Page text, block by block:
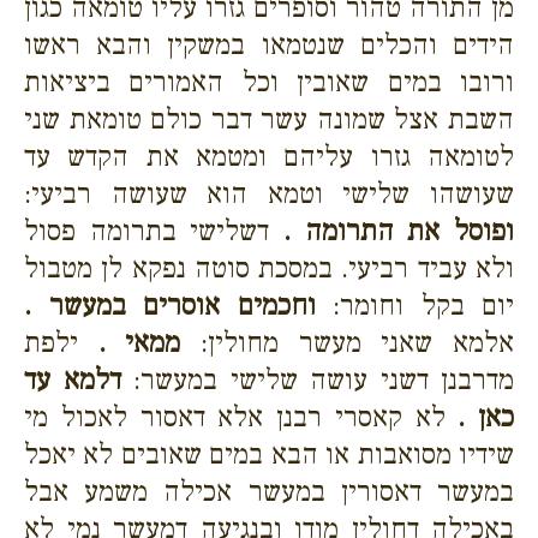
הידים והכלים שנטמאו במשקין והבא ראשו
ורובו במים שאובין וכל האמורים ביציאות
השבת אצל שמונה עשר דבר כולם טומאת שני
לטומאה גזרו עליהם ומטמא את הקדש עד
שעושהו שלישי וטמא הוא שעושה רביעי:
ופוסל את התרומה . דשלישי בתרומה פסול
ולא עביד רביעי. במסכת סוטה נפקא לן מטבול
יום בקל וחומר: וחכמים אוסרים במעשר .
אלמא שאני מעשר מחולין: ממאי . ילפת
מדרבנן דשני עושה שלישי במעשר:דלמא עד
כאן . לא קאסרי רבנן אלא דאסור לאכול מי
שידיו מסואבות או הבא במים שאובים לא יאכל
במעשר דאסורין במעשר אכילה משמע אבל
באכילה דחולין מודו ובנגיעה דמעשר נמי לא